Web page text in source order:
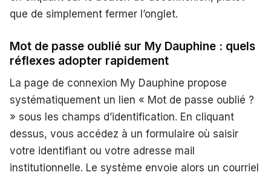
que de simplement fermer l’onglet.
Mot de passe oublié sur My Dauphine : quels
réflexes adopter rapidement
La page de connexion My Dauphine propose
systématiquement un lien « Mot de passe oublié ?
» sous les champs d’identification. En cliquant
dessus, vous accédez à un formulaire où saisir
votre identifiant ou votre adresse mail
institutionnelle. Le système envoie alors un courriel